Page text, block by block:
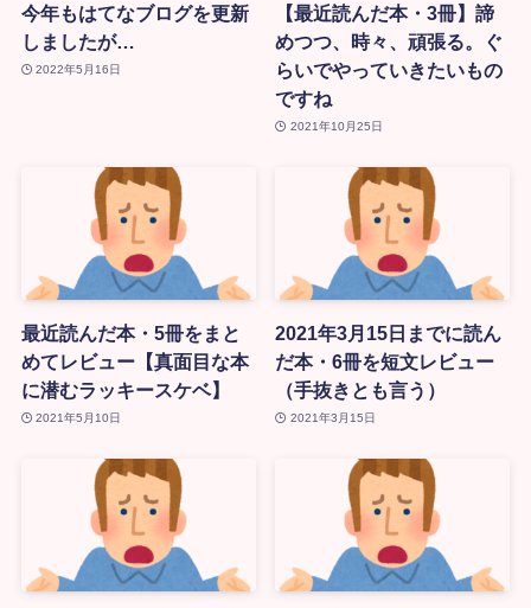
今年もはてなブログを更新
しましたが…
2022年5月16日
【最近読んだ本・3冊】諦
めつつ、時々、頑張る。ぐ
らいでやっていきたいもの
ですね
2021年10月25日
最近読んだ本・5冊をまと
めてレビュー【真面目な本
に潜むラッキースケベ】
2021年5月10日
2021年3月15日までに読ん
だ本・6冊を短文レビュー
（手抜きとも言う）
2021年3月15日